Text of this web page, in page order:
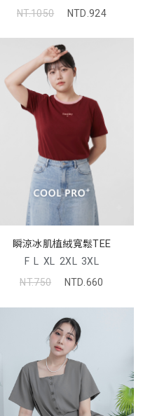
NT.1050
NTD.924
瞬涼冰肌植絨寬鬆TEE
F L XL 2XL 3XL
NT.750
NTD.660